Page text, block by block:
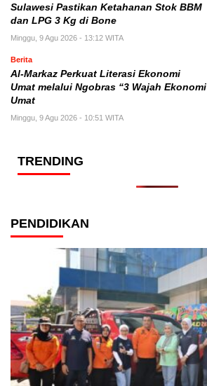
Sulawesi Pastikan Ketahanan Stok BBM
dan LPG 3 Kg di Bone
Minggu, 9 Agu 2026 - 13:12 WITA
Berita
Al-Markaz Perkuat Literasi Ekonomi
Umat melalui Ngobras “3 Wajah Ekonomi
Umat
Minggu, 9 Agu 2026 - 10:51 WITA
TRENDING
PENDIDIKAN